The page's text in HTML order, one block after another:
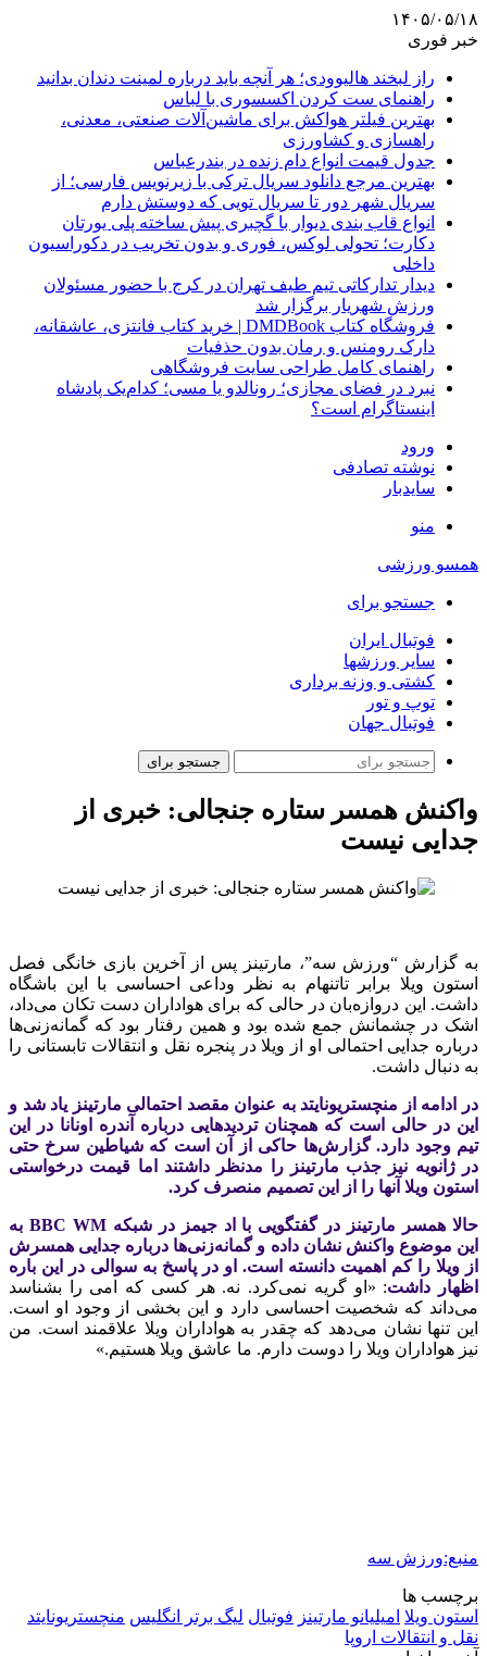
۱۴۰۵/۰۵/۱۸
خبر فوری
راز لبخند هالیوودی؛ هر آنچه باید درباره لمینت دندان بدانید
راهنمای ست کردن اکسسوری با لباس
بهترین فیلتر هواکش برای ماشین‌آلات صنعتی، معدنی،
راهسازی و کشاورزی
جدول قیمت انواع دام زنده در بندرعباس
بهترین مرجع دانلود سریال ترکی با زیرنویس فارسی؛ از
سریال شهر دور تا سریال تویی که دوستش دارم
انواع قاب بندی دیوار با گچبری پیش ساخته پلی یورتان
دکارت؛ تحولی لوکس، فوری و بدون تخریب در دکوراسیون
داخلی
دیدار تدارکاتی تیم طیف تهران در کرج با حضور مسئولان
ورزش شهریار برگزار شد
فروشگاه کتاب DMDBook | خرید کتاب فانتزی، عاشقانه،
دارک رومنس و رمان بدون حذفیات
راهنمای کامل طراحی سایت فروشگاهی
نبرد در فضای مجازی؛ رونالدو یا مسی؛ کدام‌یک پادشاه
اینستاگرام است؟
ورود
نوشته تصادفی
سایدبار
منو
همسو ورزشی
جستجو برای
فوتبال ایران
سایر ورزشها
کشتی و وزنه برداری
توپ و تور
فوتبال جهان
جستجو برای
واکنش همسر ستاره جنجالی: خبری از
جدایی نیست
به گزارش “ورزش سه”، مارتینز پس از آخرین بازی خانگی فصل
استون ویلا برابر تاتنهام به‌ نظر وداعی احساسی با این باشگاه
داشت. این دروازه‌بان در حالی که برای هواداران دست تکان می‌داد،
اشک در چشمانش جمع شده بود و همین رفتار بود که گمانه‌زنی‌ها
درباره جدایی احتمالی او از ویلا در پنجره نقل‌ و انتقالات تابستانی را
به دنبال داشت.
در ادامه از منچستریونایتد به‌ عنوان مقصد احتمالی مارتینز یاد شد و
این در حالی است که همچنان تردیدهایی درباره آندره اونانا در این
تیم وجود دارد. گزارش‌ها حاکی از آن است که شیاطین سرخ حتی
در ژانویه نیز جذب مارتینز را مدنظر داشتند اما قیمت درخواستی
استون ویلا آنها را از این تصمیم منصرف کرد.
حالا همسر مارتینز در گفتگویی با اد جیمز در شبکه BBC WM به
این موضوع واکنش نشان داده و گمانه‌زنی‌ها درباره جدایی همسرش
از ویلا را کم‌ اهمیت دانسته است. او در پاسخ به سوالی در این باره
اظهار داشت: «او گریه نمی‌کرد. نه. هر کسی که امی را بشناسد
می‌داند که شخصیت احساسی دارد و این بخشی از وجود او است.
این تنها نشان می‌دهد که چقدر به هواداران ویلا علاقمند است. من
نیز هواداران ویلا را دوست دارم. ما عاشق ویلا هستیم.»
منبع:ورزش سه
برچسب ها
استون ویلا امیلیانو مارتینز فوتبال لیگ برتر انگلیس منچستریونایتد
نقل و انتقالات اروپا